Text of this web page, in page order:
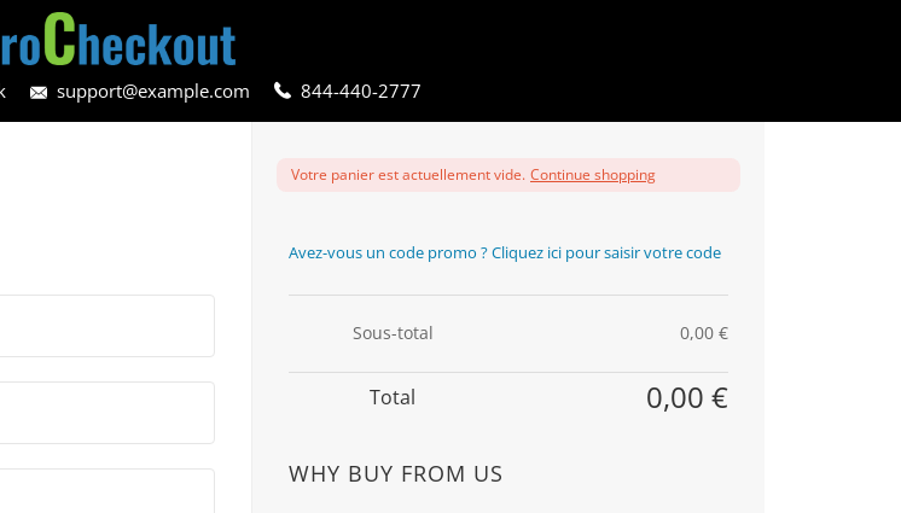
support@example.com 844-440-2777
Votre panier est actuellement vide. Continue shopping
Avez-vous un code promo ? Cliquez ici pour saisir votre code
Sous-total 0,00 €
Total 0,00 €
WHY BUY FROM US